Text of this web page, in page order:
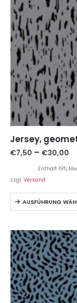
Jersey,
€7,50 – €30,00
Enthält 19%
zzgl. Versand
AUSFÜHRUNG